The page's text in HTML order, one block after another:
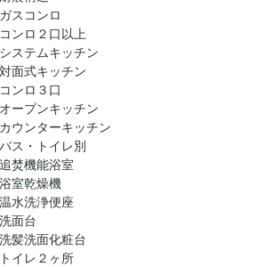
ガスコンロ
コンロ２口以上
システムキッチン
対面式キッチン
コンロ３口
オープンキッチン
カウンターキッチン
バス・トイレ別
追焚機能浴室
浴室乾燥機
温水洗浄便座
洗面台
洗髪洗面化粧台
トイレ２ヶ所